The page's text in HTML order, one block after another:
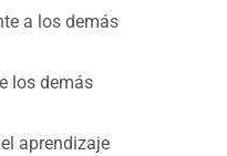
a los demás
los demás
aprendizaje